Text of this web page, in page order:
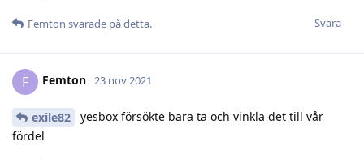
Svara
Femton svarade på detta.
F Femton 23 nov 2021
exile82
yesbox försökte bara ta och vinkla det till vår
fördel